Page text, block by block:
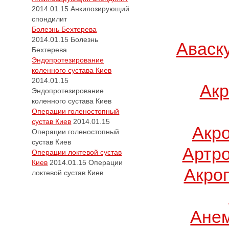
2014.01.15 Анкилозирующий
спондилит
Болезнь Бехтерева
2014.01.15 Болезнь
Бехтерева
Эндопротезирование
коленного сустава Киев
2014.01.15
Эндопротезирование
коленного сустава Киев
Операции голеностопный
сустав Киев 2014.01.15
Операции голеностопный
сустав Киев
Операции локтевой сустав
Киев 2014.01.15 Операции
локтевой сустав Киев